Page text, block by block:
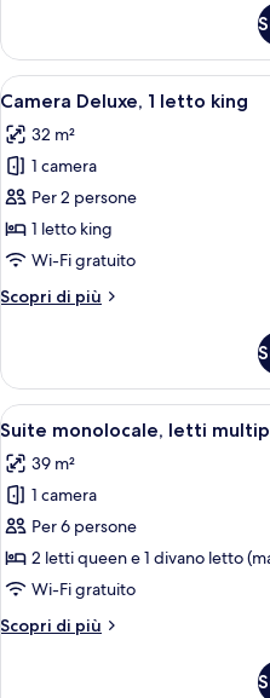
divano
letto,
accessibile
ai
disabili
(Accessible)
monolocale,
letto
con
divano
accessibile
ai
disabili
(Accessible)
Apri
tutte
le
foto
per
Camera
Deluxe,
letto
5
Camera Deluxe, 1 letto king
32 m²
1 camera
Per 2 persone
1 letto king
Wi-Fi gratuito
Scopri di più
Altri
Deluxe,
letto
Apri
tutte
le
foto
per
Suite
monolocale,
multipli
6
Suite monolocale, letti
39 m²
1 camera
Per 6 persone
2 letti queen e 1 divano letto
Wi-Fi gratuito
Scopri di più
Altri